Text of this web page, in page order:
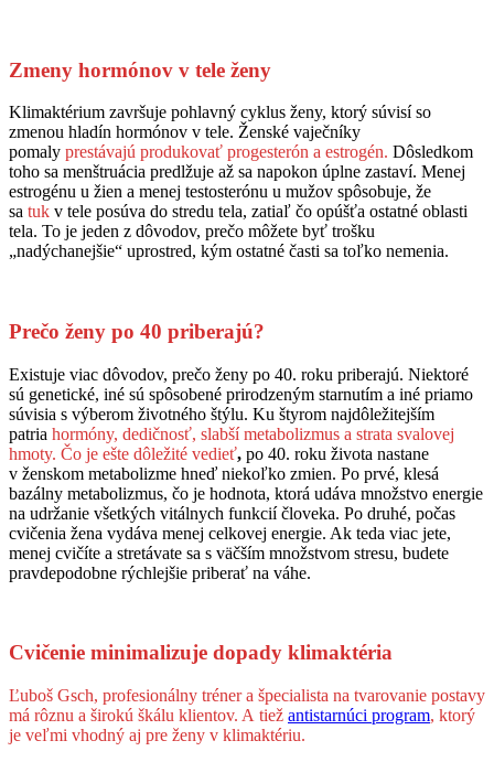
Zmeny hormónov v tele ženy
Klimaktérium završuje pohlavný cyklus ženy, ktorý súvisí so
zmenou hladín hormónov v tele. Ženské vaječníky
pomaly prestávajú produkovať progesterón a estrogén. Dôsledkom
toho sa menštruácia predlžuje až sa napokon úplne zastaví. Menej
estrogénu u žien a menej testosterónu u mužov spôsobuje, že
sa tuk v tele posúva do stredu tela, zatiaľ čo opúšťa ostatné oblasti
tela. To je jeden z dôvodov, prečo môžete byť trošku
„nadýchanejšie“ uprostred, kým ostatné časti sa toľko nemenia.
Prečo ženy po 40 priberajú?
Existuje viac dôvodov, prečo ženy po 40. roku priberajú. Niektoré
sú genetické, iné sú spôsobené prirodzeným starnutím a iné priamo
súvisia s výberom životného štýlu. Ku štyrom najdôležitejším
patria hormóny, dedičnosť, slabší metabolizmus a strata svalovej
hmoty. Čo je ešte dôležité vedieť, po 40. roku života nastane
v ženskom metabolizme hneď niekoľko zmien. Po prvé, klesá
bazálny metabolizmus, čo je hodnota, ktorá udáva množstvo energie
na udržanie všetkých vitálnych funkcií človeka. Po druhé, počas
cvičenia žena vydáva menej celkovej energie. Ak teda viac jete,
menej cvičíte a stretávate sa s väčším množstvom stresu, budete
pravdepodobne rýchlejšie priberať na váhe.
Cvičenie minimalizuje dopady klimaktéria
Ľuboš Gsch, profesionálny tréner a špecialista na tvarovanie postavy
má rôznu a širokú škálu klientov. A tiež antistarnúci program, ktorý
je veľmi vhodný aj pre ženy v klimaktériu.